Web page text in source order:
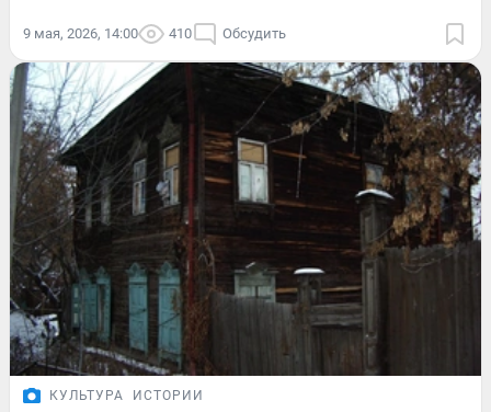
9 мая, 2026, 14:00 410 Обсудить
КУЛЬТУРА ИСТОРИИ